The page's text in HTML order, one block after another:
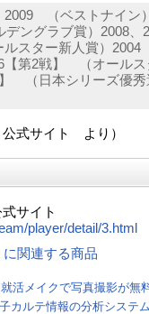
2009 （ベストナイン
ングラブ賞）2008
スター新人賞）
【第2戦】 （オールス
（日本シリーズ優秀
公式サイト より）
サイト
player/detail/3.html
関連する商品
活メイクで写真撮影が無
カルテ情報の分析システ